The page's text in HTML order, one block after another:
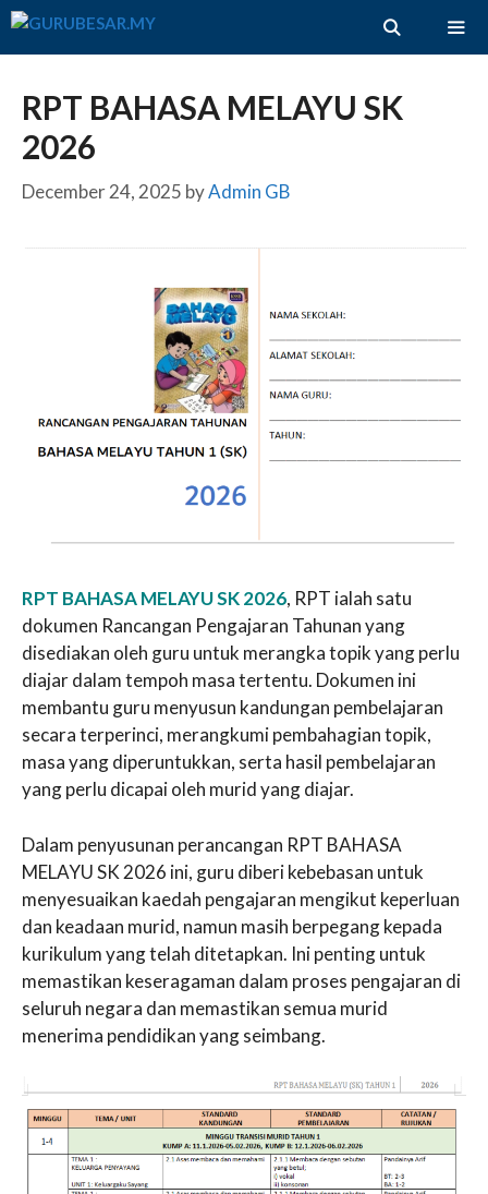
Skip
RPT BAHASA MELAYU SK
2026
December 24, 2025 byAdmin GB
RPT BAHASA MELAYU SK 2026, RPT ialah satu
dokumen Rancangan Pengajaran Tahunan yang
disediakan oleh guru untuk merangka topik yang perlu
diajar dalam tempoh masa tertentu. Dokumen ini
membantu guru menyusun kandungan pembelajaran
secara terperinci, merangkumi pembahagian topik,
masa yang diperuntukkan, serta hasil pembelajaran
yang perlu dicapai oleh murid yang diajar.
Dalam penyusunan perancangan RPT BAHASA
MELAYU SK 2026 ini, guru diberi kebebasan untuk
menyesuaikan kaedah pengajaran mengikut keperluan
dan keadaan murid, namun masih berpegang kepada
kurikulum yang telah ditetapkan. Ini penting untuk
memastikan keseragaman dalam proses pengajaran di
seluruh negara dan memastikan semua murid
menerima pendidikan yang seimbang.